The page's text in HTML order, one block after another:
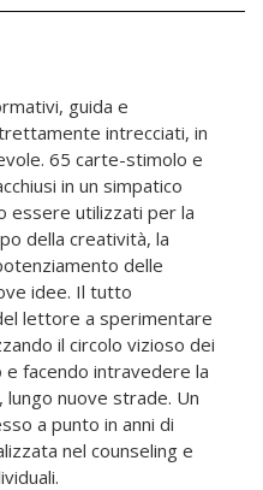
guida e
intrecciati, in
65 carte-stimolo e
in un simpatico
essere utilizzati per la
della creatività, la
delle
idee. Il tutto
lettore a sperimentare
il circolo vizioso dei
facendo intravedere la
nuove strade. Un
a punto in anni di
nel counseling e